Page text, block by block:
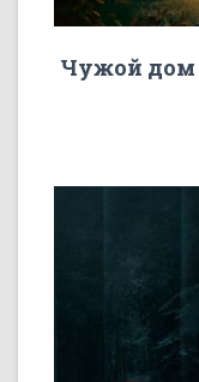
Чужой дом